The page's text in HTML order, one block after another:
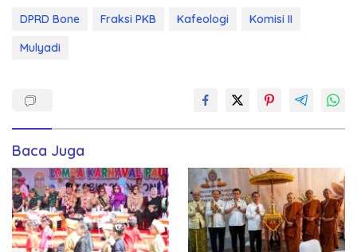
DPRD Bone Fraksi PKB Kafeologi
Komisi II
Mulyadi
Baca Juga